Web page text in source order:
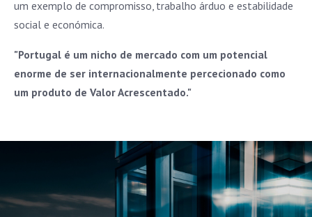
um exemplo de compromisso, trabalho árduo e estabilidade
social e económica.
"Portugal é um nicho de mercado com um potencial
enorme de ser internacionalmente percecionado como
um produto de Valor Acrescentado."